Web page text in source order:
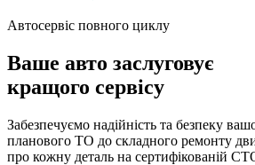
Автосервіс повного циклу
Ваше авто заслуговує
кращого сервісу
Забезпечуємо надійність та безпеку
планового ТО до складного ремонту
про кожну деталь на сертифікованій